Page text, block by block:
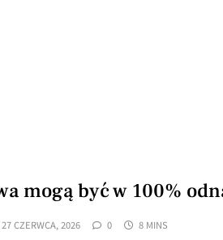
mogą być w 100%
27 CZERWCA, 2026 0 8 MINS